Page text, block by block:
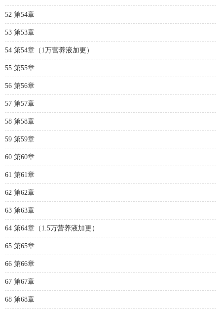
52 第54章
53 第53章
54 第54章（1万营养液加更）
55 第55章
56 第56章
57 第57章
58 第58章
59 第59章
60 第60章
61 第61章
62 第62章
63 第63章
64 第64章（1.5万营养液加更）
65 第65章
66 第66章
67 第67章
68 第68章